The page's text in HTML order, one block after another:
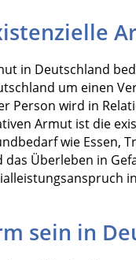
in Deutschland
um einen
Person wird in
Armut ist die
wie Essen,
das Überleben in
sein in